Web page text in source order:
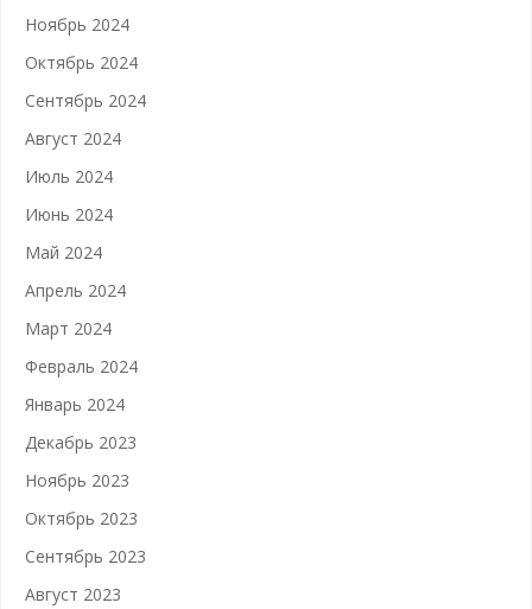
Ноябрь 2024
Октябрь 2024
Сентябрь 2024
Август 2024
Июль 2024
Июнь 2024
Май 2024
Апрель 2024
Март 2024
Февраль 2024
Январь 2024
Декабрь 2023
Ноябрь 2023
Октябрь 2023
Сентябрь 2023
Август 2023